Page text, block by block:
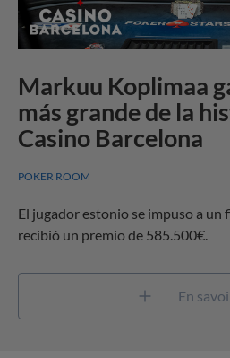
Markuu Koplimaa
más grande de la
Casino Barcelona
POKER ROOM
El jugador estonio se impuso a un
recibió un premio de 585.500€.
En